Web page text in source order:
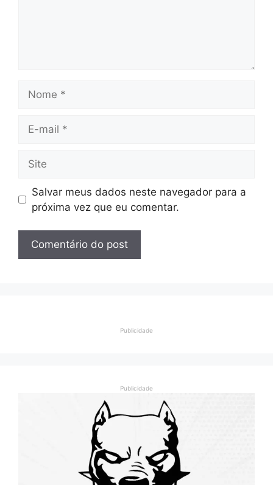
mail
Salvar meus dados neste navegador para a
próxima vez que eu comentar.
Publicidade
Publicidade